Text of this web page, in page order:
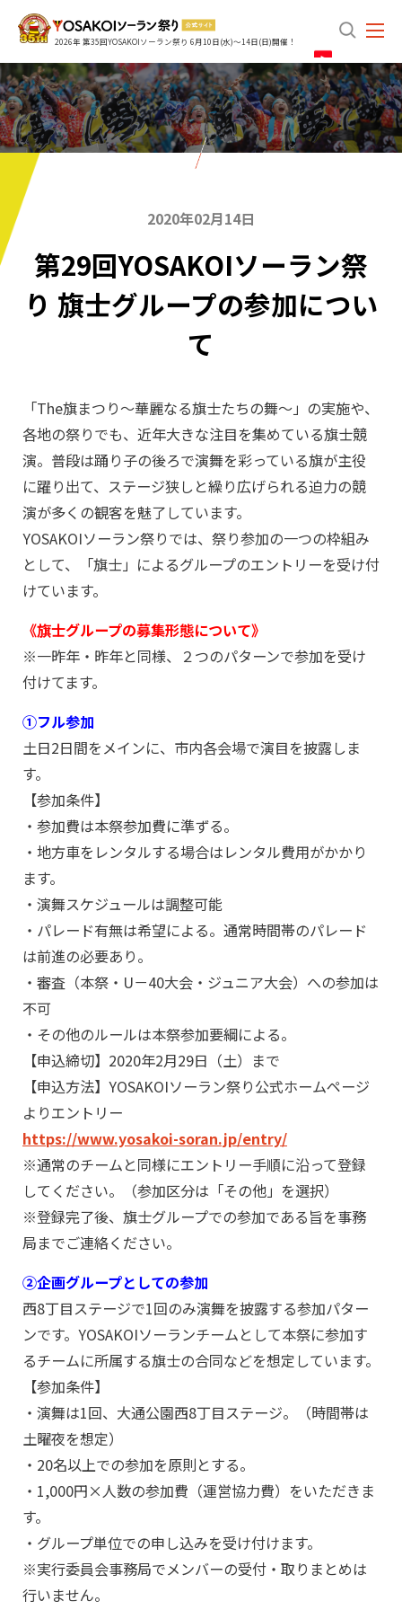
2026年 第35回YOSAKOIソーラン祭り 6月10日(水)～14日(日)開催！
search
2020年02月14日
第29回YOSAKOIソーラン祭
り 旗士グループの参加につい
て
「The旗まつり～華麗なる旗士たちの舞～」の実施や、
各地の祭りでも、近年大きな注目を集めている旗士競
演。普段は踊り子の後ろで演舞を彩っている旗が主役
に躍り出て、ステージ狭しと繰り広げられる迫力の競
演が多くの観客を魅了しています。
YOSAKOIソーラン祭りでは、祭り参加の一つの枠組み
として、「旗士」によるグループのエントリーを受け付
けています。
《旗士グループの募集形態について》
※一昨年・昨年と同様、２つのパターンで参加を受け
付けてます。
①フル参加
土日2日間をメインに、市内各会場で演目を披露しま
す。
【参加条件】
・参加費は本祭参加費に準ずる。
・地方車をレンタルする場合はレンタル費用がかかり
ます。
・演舞スケジュールは調整可能
・パレード有無は希望による。通常時間帯のパレード
は前進の必要あり。
・審査（本祭・U－40大会・ジュニア大会）への参加は
不可
・その他のルールは本祭参加要綱による。
【申込締切】2020年2月29日（土）まで
【申込方法】YOSAKOIソーラン祭り公式ホームページ
よりエントリー
https://www.yosakoi-soran.jp/entry/
※通常のチームと同様にエントリー手順に沿って登録
してください。（参加区分は「その他」を選択）
※登録完了後、旗士グループでの参加である旨を事務
局までご連絡ください。
②企画グループとしての参加
西8丁目ステージで1回のみ演舞を披露する参加パター
ンです。YOSAKOIソーランチームとして本祭に参加す
るチームに所属する旗士の合同などを想定しています。
【参加条件】
・演舞は1回、大通公園西8丁目ステージ。（時間帯は
土曜夜を想定）
・20名以上での参加を原則とする。
・1,000円×人数の参加費（運営協力費）をいただきま
す。
・グループ単位での申し込みを受け付けます。
※実行委員会事務局でメンバーの受付・取りまとめは
行いません。